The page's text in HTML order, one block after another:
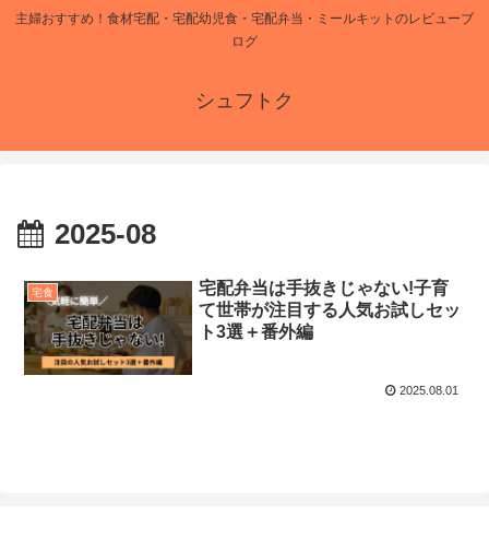
主婦おすすめ！食材宅配・宅配幼児食・宅配弁当・ミールキットのレビューブ
ログ
シュフトク
2025-08
宅食
宅配弁当は手抜きじゃない!子育
て世帯が注目する人気お試しセッ
ト3選＋番外編
2025.08.01